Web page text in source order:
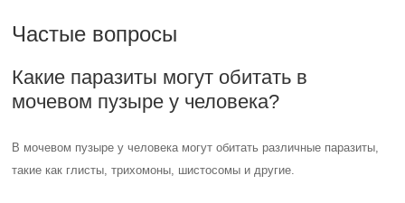
Частые вопросы
Какие паразиты могут обитать в
мочевом пузыре у человека?
В мочевом пузыре у человека могут обитать различные паразиты,
такие как глисты, трихомоны, шистосомы и другие.